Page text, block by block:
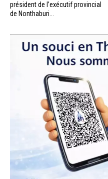
président de l’exécutif provincial
de Nonthaburi...